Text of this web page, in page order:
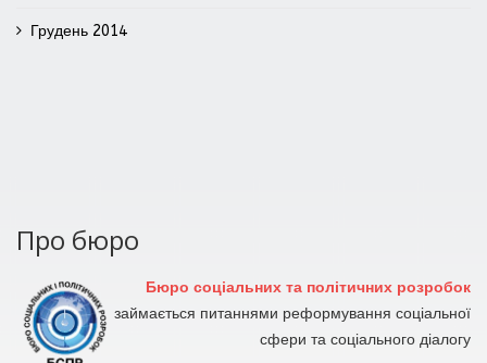
Грудень 2014
Про бюро
Бюро соціальних та політичних розробок
займається питаннями реформування соціальної
сфери та соціального діалогу